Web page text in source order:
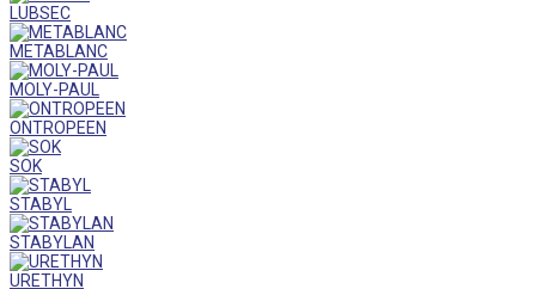
LUBSEC
METABLANC
MOLY-PAUL
ONTROPEEN
SOK
STABYL
STABYLAN
URETHYN